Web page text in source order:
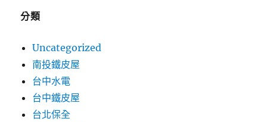
分類
Uncategorized
南投鐵皮屋
台中水電
台中鐵皮屋
台北保全